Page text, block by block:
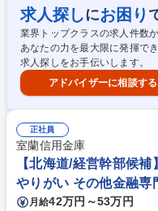
務全般をお任せします。業績
み、等。 【営業業務】来店さ
ところへ営業活動等もお任せ致します。 募集職種 【大阪/
務(融資・預金)◎地域密着で転
求人探しにお困り
業界トップクラスの求人件数
あなたの力を最大限に発揮で
求人探しをお手伝いします。
アドバイザーに相談する
正社員
室蘭信用金庫
【北海道/経営幹部候
やりがい その他金融専
月給42万円～53万円